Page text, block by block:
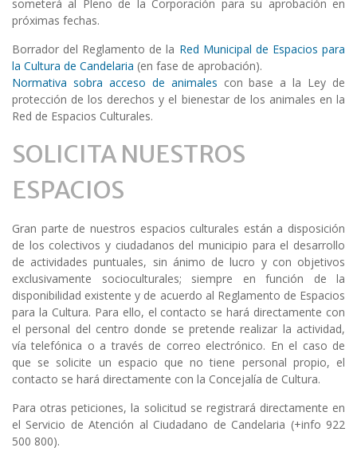
someterá al Pleno de la Corporación para su aprobación en
próximas fechas.
Borrador del Reglamento de la Red Municipal de Espacios para
la Cultura de Candelaria (en fase de aprobación).
Normativa sobra acceso de animales con base a la Ley de
protección de los derechos y el bienestar de los animales en la
Red de Espacios Culturales.
SOLICITA NUESTROS
ESPACIOS
Gran parte de nuestros espacios culturales están a disposición
de los colectivos y ciudadanos del municipio para el desarrollo
de actividades puntuales, sin ánimo de lucro y con objetivos
exclusivamente socioculturales; siempre en función de la
disponibilidad existente y de acuerdo al Reglamento de Espacios
para la Cultura. Para ello, el contacto se hará directamente con
el personal del centro donde se pretende realizar la actividad,
vía telefónica o a través de correo electrónico. En el caso de
que se solicite un espacio que no tiene personal propio, el
contacto se hará directamente con la Concejalía de Cultura.
Para otras peticiones, la solicitud se registrará directamente en
el Servicio de Atención al Ciudadano de Candelaria (+info 922
500 800).